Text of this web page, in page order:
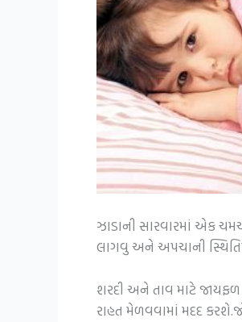
ઝાડાની સારવારમાં એક
લાગવુ અને અપચાની
શરદી અને તાવ માટે
રાહત મેળવવામાં મદદ